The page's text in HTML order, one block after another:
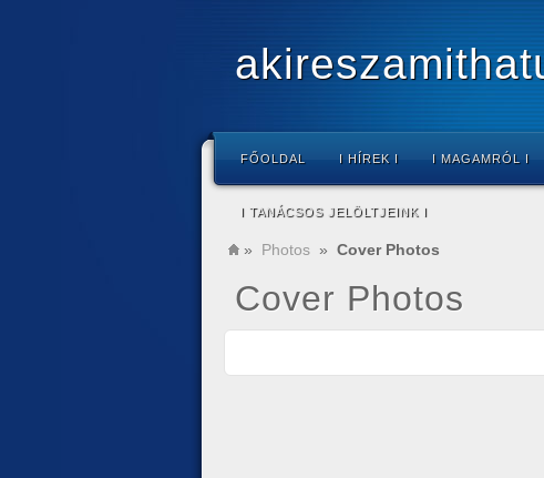
FŐOLDAL I HÍREK I I MAGAMRÓL I
I TANÁCSOS JELÖLTJEINK I
» Photos » Cover Photos
Cover Photos